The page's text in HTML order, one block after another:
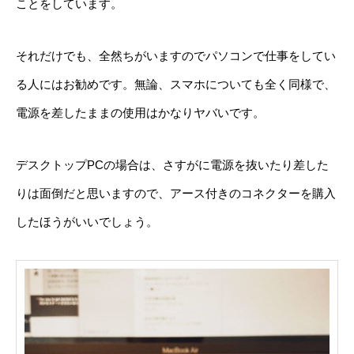
ことをしています。
それだけでも、全然ちがいますのでパソコンで仕事をしてい
る人にはお勧めです。無論、スマホについても全く同様で、
電源を差したままの使用はかなりヤバいです。
デスクトップPCの場合は、さすがに電源を抜いたり差した
りは面倒だと思いますので、アース付きのコネクターを購入
したほうがいいでしょう。